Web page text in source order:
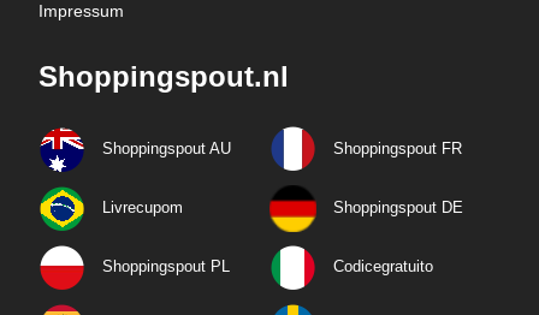
Impressum
Shoppingspout.nl
Shoppingspout AU Shoppingspout FR
Livrecupom Shoppingspout DE
Shoppingspout PL Codicegratuito